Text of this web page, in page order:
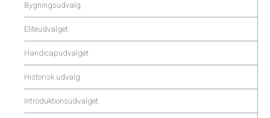
Bygningsudvalg
Eliteudvalget
Handicapudvalget
Historisk udvalg
Introduktionsudvalget